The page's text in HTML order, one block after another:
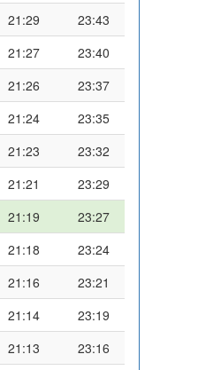
21:29
23:43
21:27
23:40
21:26
23:37
21:24
23:35
21:23
23:32
21:21
23:29
21:19
23:27
21:18
23:24
21:16
23:21
21:14
23:19
21:13
23:16